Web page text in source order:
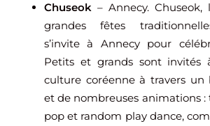
Chuseok – Annecy. Chuseok,
grandes fêtes
s’invite à Annecy pour
Petits et grands sont invités
culture coréenne à travers un
et de nombreuses animations :
pop et random play dance,